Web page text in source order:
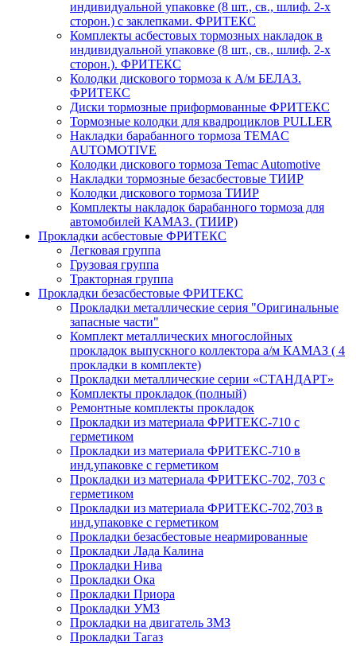
индивидуальной упаковке (8 шт., св., шлиф. 2-х
сторон.) c заклепками. ФРИТЕКС
Комплекты асбестовых тормозных накладок в
индивидуальной упаковке (8 шт., св., шлиф. 2-х
сторон.). ФРИТЕКС
Колодки дискового тормоза к А/м БЕЛАЗ.
ФРИТЕКС
Диски тормозные приформованные ФРИТЕКС
Тормозные колодки для квадроциклов PULLER
Накладки барабанного тормоза TEMAC
AUTOMOTIVE
Колодки дискового тормоза Temac Automotive
Накладки тормозные безасбестовые ТИИР
Колодки дискового тормоза ТИИР
Комплекты накладок барабанного тормоза для
автомобилей КАМАЗ. (ТИИР)
Прокладки асбестовые ФРИТЕКС
Легковая группа
Грузовая группа
Тракторная группа
Прокладки безасбестовые ФРИТЕКС
Прокладки металлические серия "Оригинальные
запасные части"
Комплект металлических многослойных
прокладок выпускного коллектора а/м КАМАЗ ( 4
прокладки в комплекте)
Прокладки металлические серии «СТАНДАРТ»
Комплекты прокладок (полный)
Ремонтные комплекты прокладок
Прокладки из материала ФРИТЕКС-710 с
герметиком
Прокладки из материала ФРИТЕКС-710 в
инд.упаковке с герметиком
Прокладки из материала ФРИТЕКС-702, 703 с
герметиком
Прокладки из материала ФРИТЕКС-702,703 в
инд.упаковке с герметиком
Прокладки безасбестовые неармированные
Прокладки Лада Калина
Прокладки Нива
Прокладки Ока
Прокладки Приора
Прокладки УМЗ
Прокладки на двигатель ЗМЗ
Прокладки Тагаз